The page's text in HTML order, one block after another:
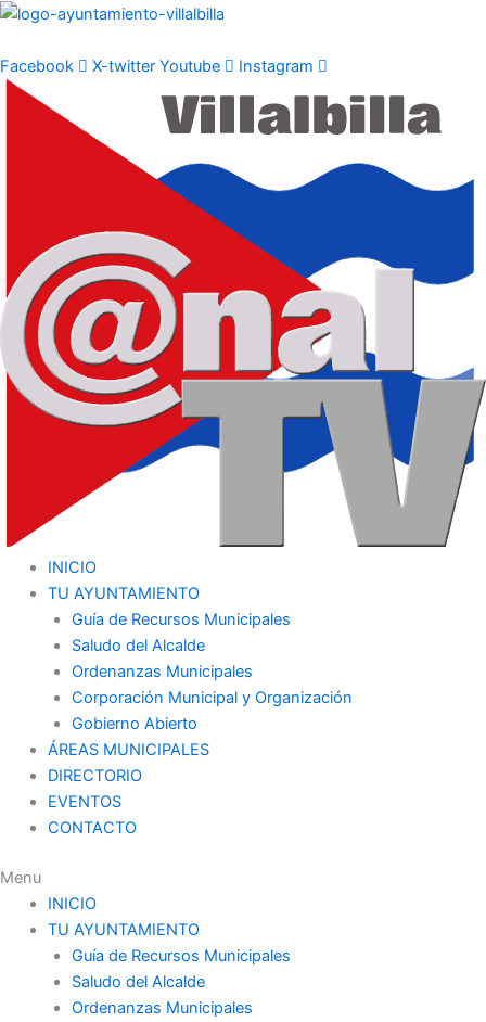
Ir
contenido
Facebook X-twitter Youtube Instagram
INICIO
TU AYUNTAMIENTO
Guía de Recursos Municipales
Saludo del Alcalde
Ordenanzas Municipales
Corporación Municipal y Organización
Gobierno Abierto
ÁREAS MUNICIPALES
DIRECTORIO
EVENTOS
CONTACTO
Menu
INICIO
TU AYUNTAMIENTO
Guía de Recursos Municipales
Saludo del Alcalde
Ordenanzas Municipales